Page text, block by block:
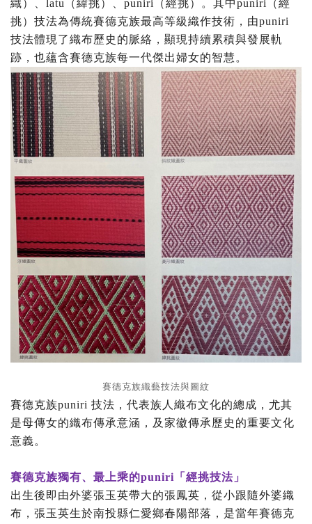
織）、latu（緯挑）、puniri（經挑）。其中puniri（經
挑）技法為傳統賽德克族最高等級織作技術，由puniri
技法體現了織布歷史的脈絡，顯現持續累積與發展軌
跡，也蘊含賽德克族每一代傑出婦女的智慧。
賽德克族織藝技法與圖紋
賽德克族puniri 技法，代表族人織布文化的總成，尤其
是母傳女的織布傳承意涵，及家徽傳承歷史的重要文化
意義。
賽德克族獨有、最上乘的puniri 「經挑技法」
出生後即由外婆張玉英帶大的張鳳英，從小跟隨外婆織
布，張玉英生於南投縣仁愛鄉春陽部落，是當年賽德克